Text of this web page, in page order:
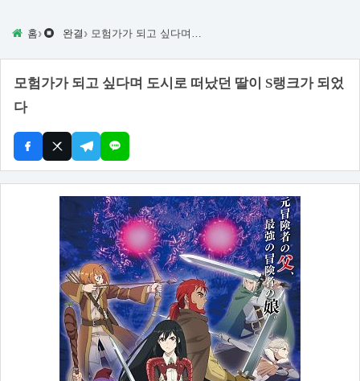
홈› 완결 › 모험가가 되고 싶다며 도시로 떠났던 딸이 S랭크가 되었다
모험가가 되고 싶다며 도시로 떠났던 딸이 S랭크가 되었
다